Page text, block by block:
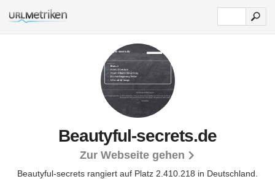
Beautyful-secrets.de
Zur Webseite gehen
Beautyful-secrets rangiert auf Platz 2.410.218 in Deutschland.